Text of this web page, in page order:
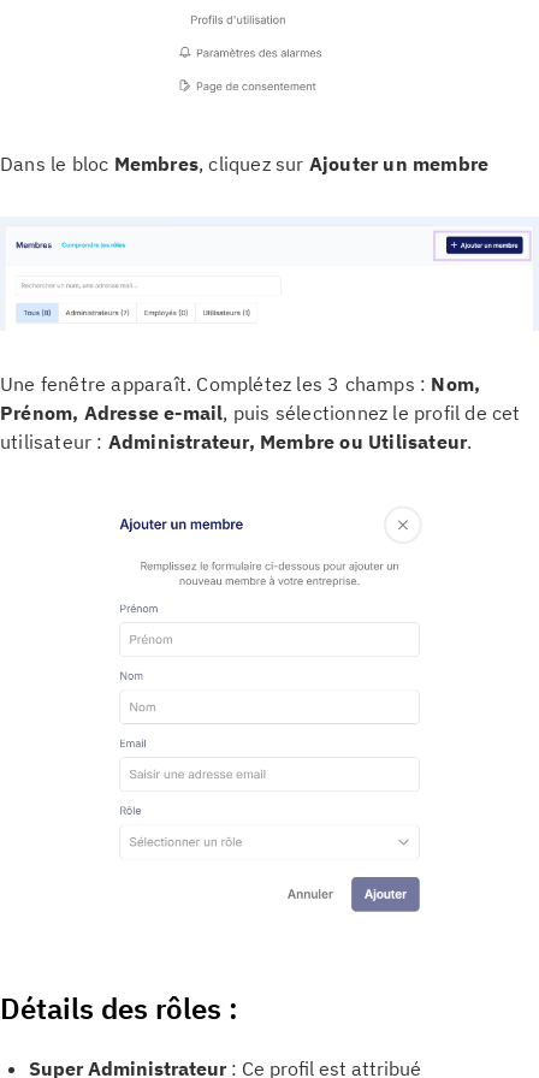
Dans le bloc Membres, cliquez sur Ajouter un membre
Une fenêtre apparaît. Complétez les 3 champs : Nom,
Prénom, Adresse e-mail, puis sélectionnez le profil de cet
utilisateur : Administrateur, Membre ou Utilisateur.
Détails des rôles :
Super Administrateur : Ce profil est attribué